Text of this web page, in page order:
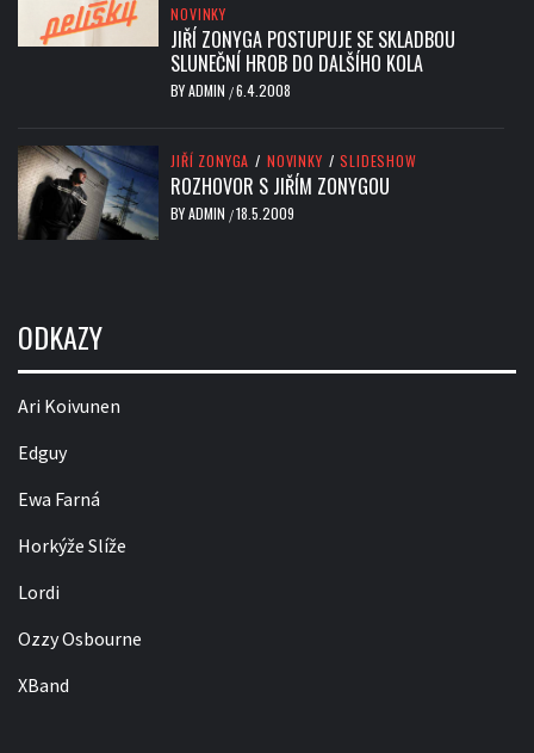
NOVINKY
JIŘÍ ZONYGA POSTUPUJE SE SKLADBOU
SLUNEČNÍ HROB DO DALŠÍHO KOLA
BYADMIN /6.4.2008
JIŘÍ ZONYGA / NOVINKY / SLIDESHOW
ROZHOVOR S JIŘÍM ZONYGOU
BYADMIN /18.5.2009
ODKAZY
Ari Koivunen
Edguy
Ewa Farná
Horkýže Slíže
Lordi
Ozzy Osbourne
XBand